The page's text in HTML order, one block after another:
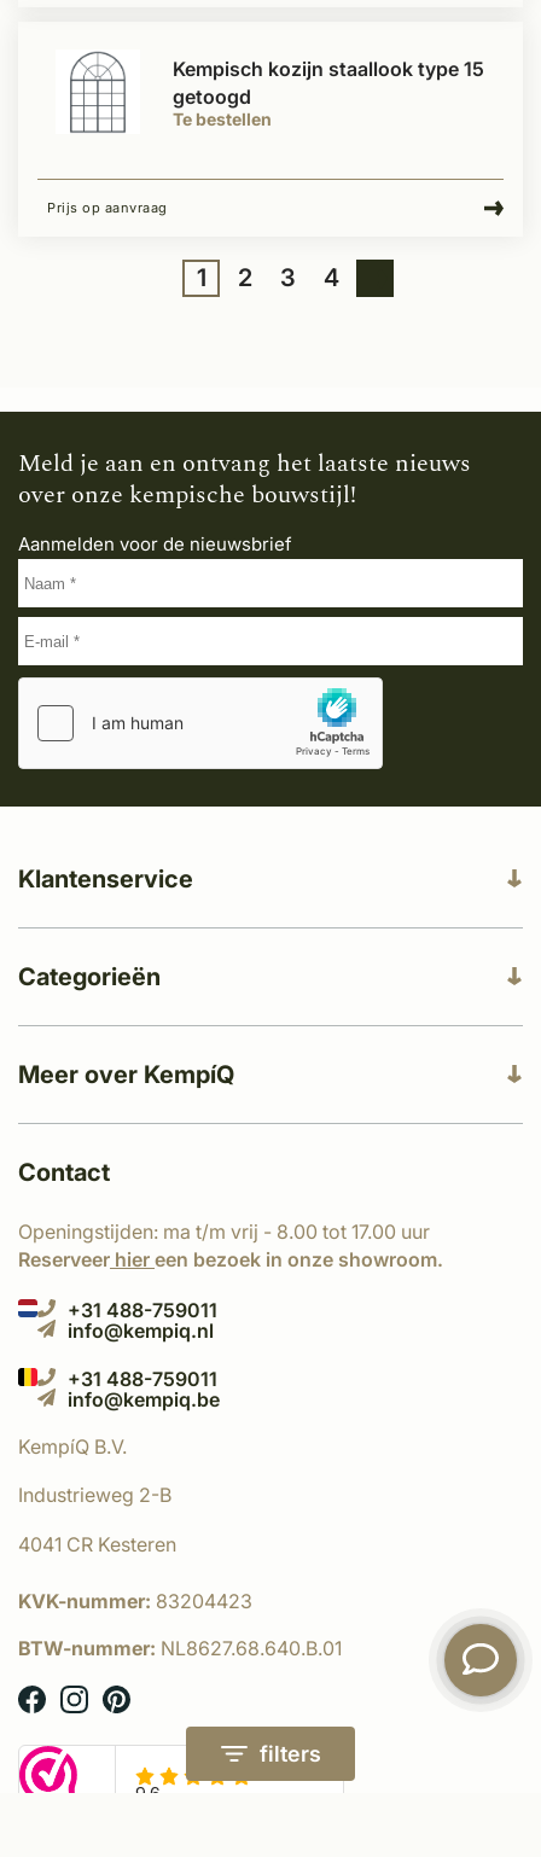
filters
Te bestellen
Kempisch kozijn staallook type 15
getoogd
Prijs op aanvraag
1 2 3 4
Meld je aan en ontvang het laatste nieuws
over onze kempische bouwstijl!
Aanmelden voor de nieuwsbrief
Meer over KempíQ
Klantenservice
Categorieën
Contact
Openingstijden: ma t/m vrij - 8.00 tot 17.00 uur
Reserveer hier een bezoek in onze showroom.
+31 488-759011
info@kempiq.nl
+31 488-759011
info@kempiq.be
KempíQ B.V.
Industrieweg 2-B
4041 CR Kesteren
KVK-nummer: 83204423
BTW-nummer: NL8627.68.640.B.01